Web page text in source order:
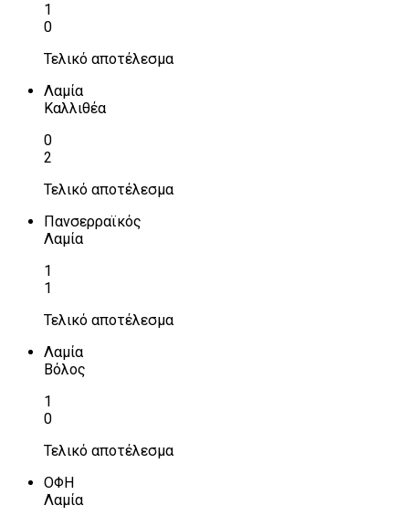
1
0
Τελικό αποτέλεσμα
Λαμία
Καλλιθέα
0
2
Τελικό αποτέλεσμα
Πανσερραϊκός
Λαμία
1
1
Τελικό αποτέλεσμα
Λαμία
Βόλος
1
0
Τελικό αποτέλεσμα
ΟΦΗ
Λαμία